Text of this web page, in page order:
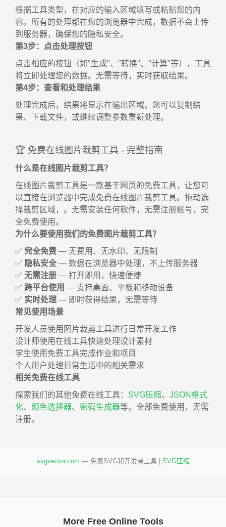
根据工具类型，在对应的输入区域填写或粘贴您的内
容。所有的处理都在您的浏览器中完成，数据不会上传
到服务器，确保您的隐私安全。
第3步：点击处理按钮
点击相应的按钮（如"生成"、"转换"、"计算"等），工具
将立即处理您的数据。无需等待，实时获取结果。
第4步：查看和处理结果
处理完成后，结果将显示在输出区域。您可以复制结
果、下载文件，或继续调整参数重新处理。
🏆 免费在线图片裁剪工具 - 完整指南
什么是在线图片裁剪工具？
在线图片裁剪工具是一款基于网页的免费工具，让您可
以直接在浏览器中完成免费在线图片裁剪工具。拖动选
择裁剪区域，。无需安装任何软件，无需注册账号，完
全免费使用。
为什么要使用我们的免费图片裁剪工具？
✅ 完全免费 — 无费用、无水印、无限制
✅ 隐私安全— 数据在浏览器中处理，不上传服务器
✅ 无需注册 — 打开即用，快速便捷
✅ 跨平台使用 — 支持桌面、平板和移动设备
✅ 实时处理 — 即时获得结果，无需等待
常见使用场景
开发人员使用图片裁剪工具进行日常开发工作
设计师使用在线工具快速处理设计素材
学生使用免费工具完成作业和项目
个人用户处理日常生活中的相关需求
相关免费在线工具
探索我们的其他免费在线工具： SVG压缩、 JSON格式
化、 颜色选择器、 密码生成器等。全部免费使用，无需
注册。
svgvector.com — 免费SVG和开发者工具 | SVG压缩
More Free Online Tools